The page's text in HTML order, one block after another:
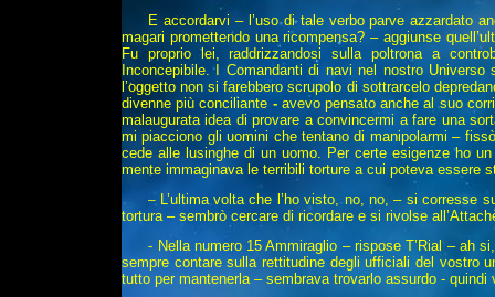
E accordarvi – l’uso di tale verbo parve azzardato
magari promettendo una ricompensa? – aggiunse
Fu proprio lei, raddrizzandosi sulla poltrona a
Inconcepibile. I Comandanti di navi nel nostro
l’oggetto non si farebbero scrupolo di sottrarcelo
divenne più conciliante -avevo pensato anche al suo
malaugurata idea di provare a convincermi a fare una
mi piacciono gli uomini che tentano di manipolarmi –
cede alle lusinghe di un uomo. Per certe esigenze ho
mente immaginava le terribili torture a cui poteva essere
– L’ultima volta che l’ho visto, no, no, – si corresse
tortura – sembrò cercare di ricordare e si rivolse
- Nella numero 15 Ammiraglio – rispose T’Rial – ah
sempre contare sulla rettitudine degli ufficiali del vostro
tutto per mantenerla – sembrava trovarlo assurdo -